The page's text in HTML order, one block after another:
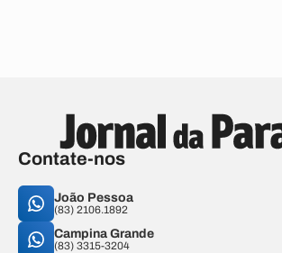
Contate-nos
João Pessoa
(83) 2106.1892
Campina Grande
(83) 3315-3204